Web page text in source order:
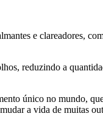
e clareadores,
reduzindo a
único no mundo,
a vida de muitas